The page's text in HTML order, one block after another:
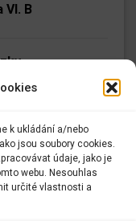
k ukládání a/nebo
jsou soubory cookies.
údaje, jako je
webu. Nesouhlas
určité vlastnosti a
VI. B
VIII. B
škola Kolín II.
943